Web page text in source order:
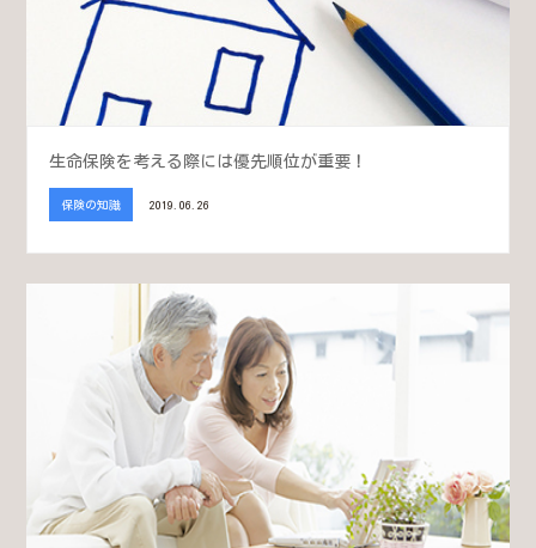
生命保険を考える際には優先順位が重要！
保険の知識 2019.06.26